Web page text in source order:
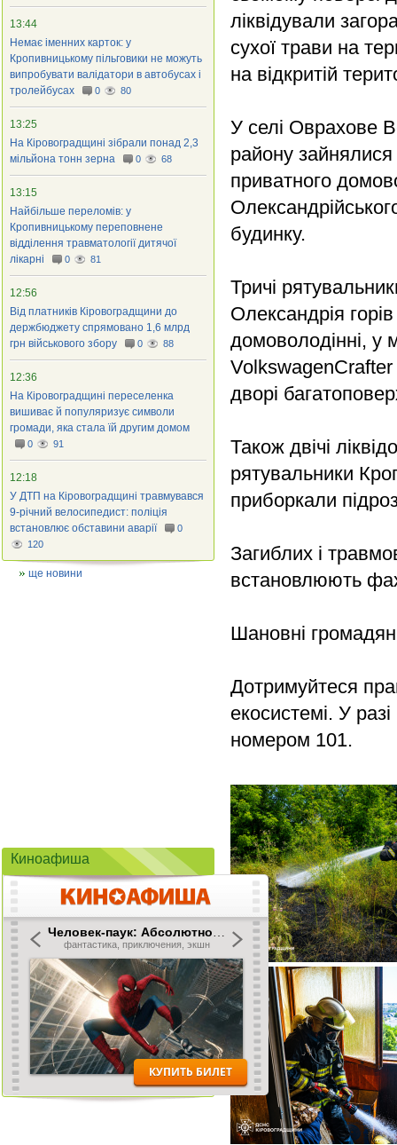
ліквідували
сухої трави на
на відкритій
У селі Оврахове
району зайнялися
приватного
будинку.
Тричі
Олександрія
домоволодінні, у
VolkswagenCrafter
дворі
Також двічі
рятувальники
приборкали
Загиблих і
встановлюють
Шановні
Дотримуйтеся
екосистемі. У
номером 101.
13:44
Немає іменних карток: у
Кропивницькому пільговики не можуть
випробувати валідатори в автобусах і
тролейбусах
0 80
13:25
На Кіровоградщині зібрали понад 2,3
мільйона тонн зерна
0 68
13:15
Найбільше переломів: у
Кропивницькому переповнене
відділення травматології дитячої
лікарні
0 81
12:56
Від платників Кіровоградщини до
держбюджету спрямовано 1,6 млрд
грн військового збору
0 88
12:36
На Кіровоградщині переселенка
вишиває й популяризує символи
громади, яка стала їй другим домом
0 91
12:18
У ДТП на Кіровоградщині травмувався
9-річний велосипедист: поліція
встановлює обставини аварії
0
120
ще новини
Киноафиша